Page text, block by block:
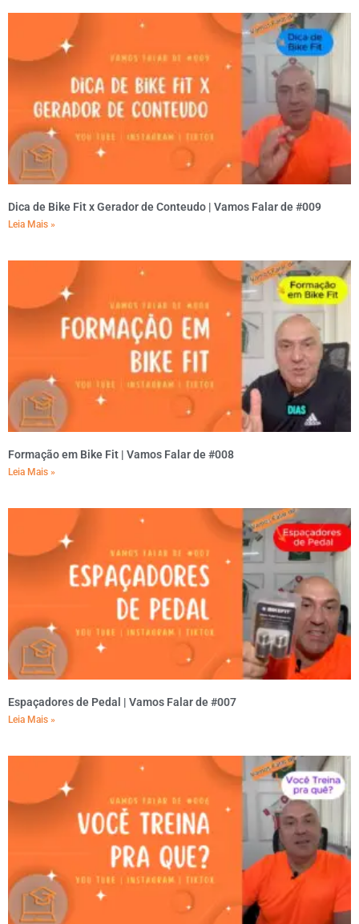
Dica de Bike Fit x Gerador de Conteudo | Vamos Falar de #009
Leia Mais »
Formação em Bike Fit | Vamos Falar de #008
Leia Mais »
Espaçadores de Pedal | Vamos Falar de #007
Leia Mais »